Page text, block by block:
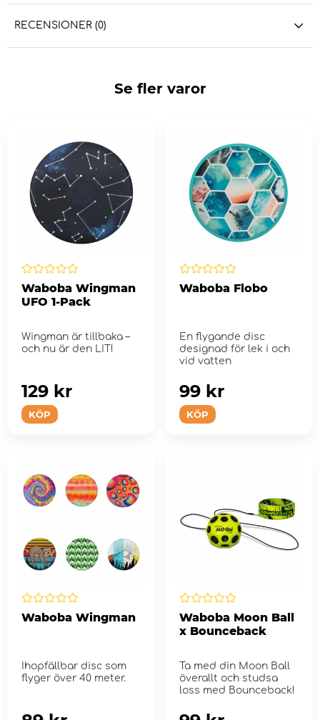
RECENSIONER (0)
Se fler varor
Waboba Wingman
UFO 1-Pack
Wingman är tillbaka –
och nu är den LIT!
KÖP
129 kr
Waboba Flobo
En flygande disc
designad för lek i och
vid vatten
KÖP
99 kr
Waboba Wingman
Ihopfällbar disc som
flyger över 40 meter.
Waboba Moon Ball
x Bounceback
Ta med din Moon Ball
överallt och studsa
loss med Bounceback!